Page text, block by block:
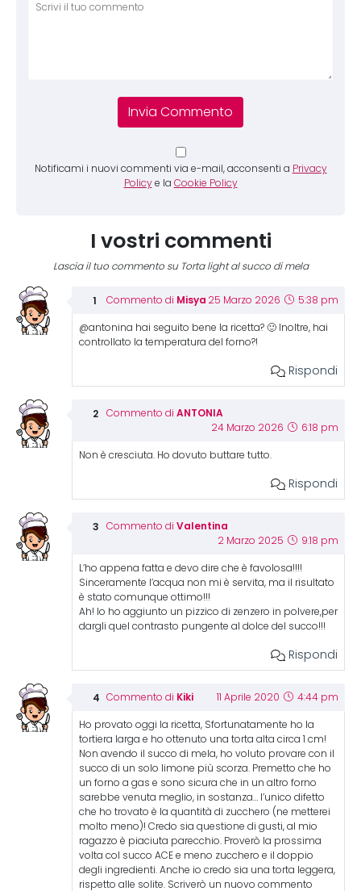
Notificami i nuovi commenti via e-mail, acconsenti a Privacy
Policy e la Cookie Policy
I vostri commenti
Lascia il tuo commento su Torta light al succo di mela
Commento di Misya 25 Marzo 2026 5:38 pm
@antonina hai seguito bene la ricetta? 🙂 Inoltre, hai
controllato la temperatura del forno?!
Rispondi
Commento di ANTONIA
24 Marzo 2026 6:18 pm
Non è cresciuta. Ho dovuto buttare tutto.
Rispondi
Commento di Valentina
2 Marzo 2025 9:18 pm
L’ho appena fatta e devo dire che è favolosa!!!!
Sinceramente l’acqua non mi è servita, ma il risultato
è stato comunque ottimo!!!
Ah! Io ho aggiunto un pizzico di zenzero in polvere,per
dargli quel contrasto pungente al dolce del succo!!!
Rispondi
Commento di Kiki 11 Aprile 2020 4:44 pm
Ho provato oggi la ricetta, Sfortunatamente ho la
tortiera larga e ho ottenuto una torta alta circa 1 cm!
Non avendo il succo di mela, ho voluto provare con il
succo di un solo limone più scorza. Premetto che ho
un forno a gas e sono sicura che in un altro forno
sarebbe venuta meglio, in sostanza… l’unico difetto
che ho trovato è la quantità di zucchero (ne metterei
molto meno)! Credo sia questione di gusti, al mio
ragazzo è piaciuta parecchio. Proverò la prossima
volta col succo ACE e meno zucchero e il doppio
degli ingredienti. Anche io credo sia una torta leggera,
rispetto alle solite. Scriverò un nuovo commento